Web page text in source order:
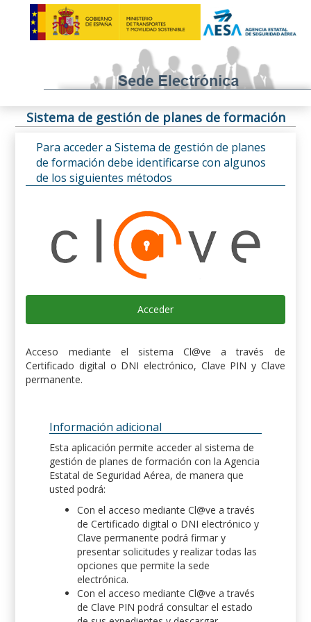
Sistema de gestión de planes de formación
Para acceder a Sistema de gestión de planes
de formación debe identificarse con algunos
de los siguientes métodos
Acceder
Acceso mediante el sistema Cl@ve a través de
Certificado digital o DNI electrónico, Clave PIN y Clave
permanente.
Información adicional
Esta aplicación permite acceder al sistema de
gestión de planes de formación con la Agencia
Estatal de Seguridad Aérea, de manera que
usted podrá:
Con el acceso mediante Cl@ve a través
de Certificado digital o DNI electrónico y
Clave permanente podrá firmar y
presentar solicitudes y realizar todas las
opciones que permite la sede
electrónica.
Con el acceso mediante Cl@ve a través
de Clave PIN podrá consultar el estado